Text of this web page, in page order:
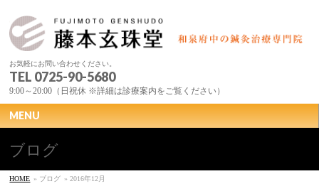
お気軽にお問い合わせください。
TEL 0725-90-5680
9:00～20:00（日祝休 ※詳細は診療案内をご覧ください）
MENU
ブログ
HOME » ブログ » 2016年12月